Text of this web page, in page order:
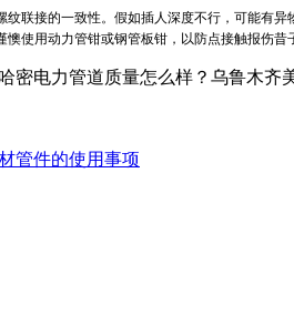
联接的一致性。假如插人深度不行，可能有
使用动力管钳或钢管板钳，以防点接触报伤
电力管道质量怎么样？乌鲁木
管件的使用事项